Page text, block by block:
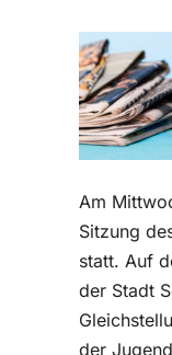
Am
Sitzung
statt. Auf
der Stadt
der